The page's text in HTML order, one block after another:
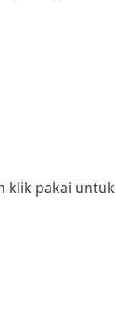
klik pakai untuk